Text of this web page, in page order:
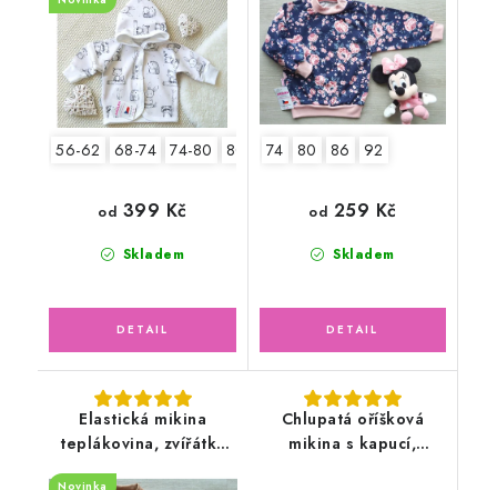
56-62 68-74 74-80 80-86
Skladem
od 399 Kč
74 80 86 92
Skladem
od 259 Kč
Elastická mikina
teplákovina, zvířátka
Novinka
Chlupatá oříšková
mikina s kapucí,